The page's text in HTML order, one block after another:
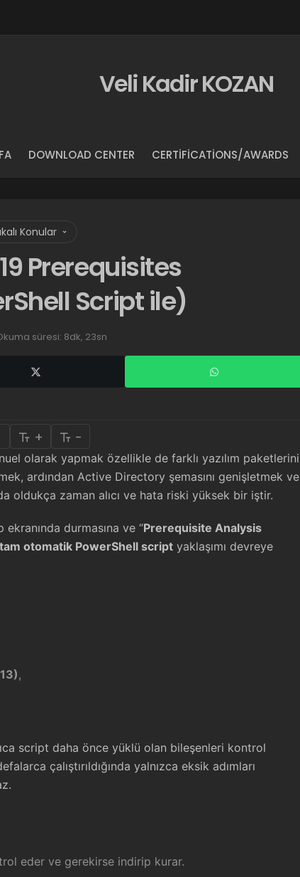
Veli Kadir KOZAN
DOWNLOAD CENTER CERTIFICATIONS/AWARDS
Konular
Prerequisites
Script ile)
süresi: 8dk, 23sn
+ -
olarak yapmak özellikle de farklı yazılım paketlerini
ardından Active Directory şemasını genişletmek ve
oldukça zaman alıcı ve hata riski yüksek bir iştir.
durmasına ve “Prerequisite Analysis
tam otomatik PowerShell script yaklaşımı devreye
,
script daha önce yüklü olan bileşenleri kontrol
çalıştırıldığında yalnızca eksik adımları
eder ve gerekirse indirip kurar.